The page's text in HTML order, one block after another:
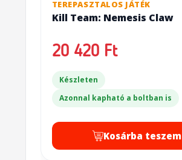
TEREPASZTALOS JÁTÉK
Kill Team: Nemesis Claw
20 420 Ft
Készleten
Azonnal kapható a boltban is
Kosárba teszem